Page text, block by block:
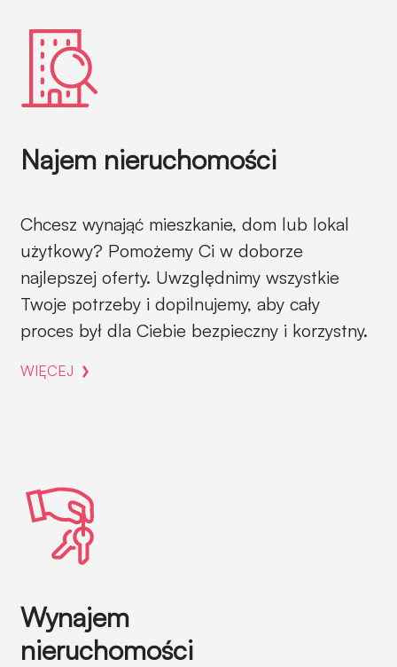
Najem nieruchomości
Chcesz wynająć mieszkanie, dom lub lokal
użytkowy? Pomożemy Ci w doborze
najlepszej oferty. Uwzględnimy wszystkie
Twoje potrzeby i dopilnujemy, aby cały
proces był dla Ciebie bezpieczny i korzystny.
WIĘCEJ
Wynajem
nieruchomości